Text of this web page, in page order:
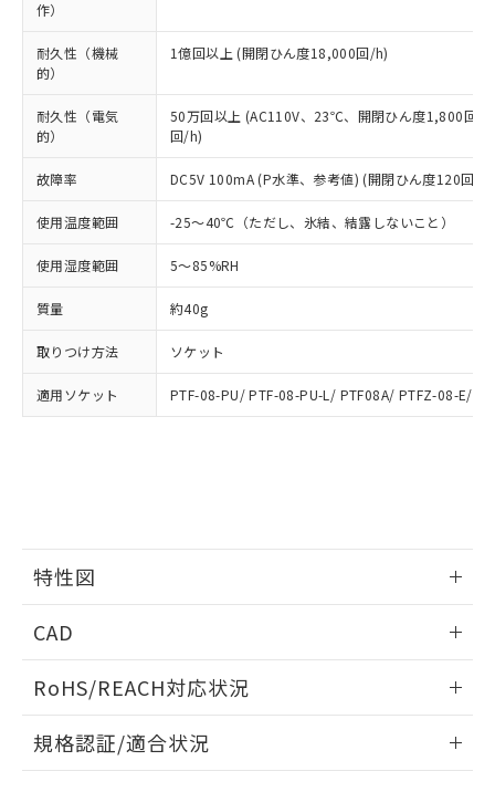
作）
耐久性（機械
的）
1億回以上 (開閉ひん度18,000回/h)
耐久性（電気
的）
50万回以上 (AC110V、23℃、開閉ひん度1,800回/
回/h)
故障率 DC5V 100mA (P水準、参考値) (開閉ひん度120回/
使用温度範囲 -25～40℃（ただし、氷結、結露しないこと）
使用湿度範囲 5～85%RH
質量 約40g
取りつけ方法 ソケット
適用ソケット PTF-08-PU/ PTF-08-PU-L/ PTF08A/ PTFZ-08-E/
特性図
開閉容量
CAD
ドすることができます。
ログイン/会員登録
RoHS/REACH対応状況
EU RoHS 注意事項・凡例
規格認証/適合状況
様のお取引先、またはお客様担当のオ
ムロン制御機器販売店・当社販売員に
オムロン制御機器販売店や当社販売拠
点は「販売ネットワーク
ください。
在庫状況および標準価格結果を当社の
事前の承諾なく第三者に漏洩または開
示しないようお願いします。
マイパーツ機能（部品リスト作成サー
ビス）をご利用いただくには、I-Web
メンバーズにご登録されている必要が
あります。
登録された部品リストについて、当社
および当社の共同利用者が、当社の製
品・サービスに関するお客様との取
指します。
（DBP） 1000ppm以下、フタル酸ジイソブチル
(DIBP) 1000ppm以下
適用除外項目は除く。
フタル酸エステル類の４物質については閾値を超える意
図的な使用がないことを確認しています。
※2 対応予定月
月が前後することがあります。
※3 非含有証明書ダウンロード
下記の非含有証明書をダウンロードするこ
とができます。
ものではありません。
また、RoHS指令のフタル酸エステル類４
物質の対応では、対応完了までの期間は出
欄に対応日を記載しておりました。
既に当社にて対応品への在庫切替を完了
していることから、特段のことがない限
す。
DBP(フタル酸ジブチル) : 1000ppm、 DIBP(フタル酸ジ
イソブチル) : 1000ppm、 BBP(フタル酸ブチルベンジ
ル) : 1000ppm、
※2 環境保護使用期限
「ｅ」：有害物質（10物質）のすべてが基
準値以下であることを示します。
質が外部に漏えいし、環境に深刻な影響を
及ぼさない年数を意味します。
「－」：未確認です。当社販売部門へお問
い合わせください。
全に破砕するなど、違法に輸出されな
いよう必要な手段を講じます。
ル、化学兵器、生物兵器またはその他
武器並びにこれらの製造装置等に一切
使用いたしません。
当社は、貴社製品を第三者に販売する
場合は、上記1、2および3の内容を当
該第三者に通知します。また当社は、
販売先および販売に係わる関係者が違
法に輸出するおそれがある場合は、取
り引きをいたしません。
△ 一定数には満たないが在庫あり
いては、お客様のお取引先、ま
たはお客様担当のオムロン制御
機器販売店・当社販売員にご確
認ください)
白
受注生産機種、また在庫状況の
情報を公開していない機種